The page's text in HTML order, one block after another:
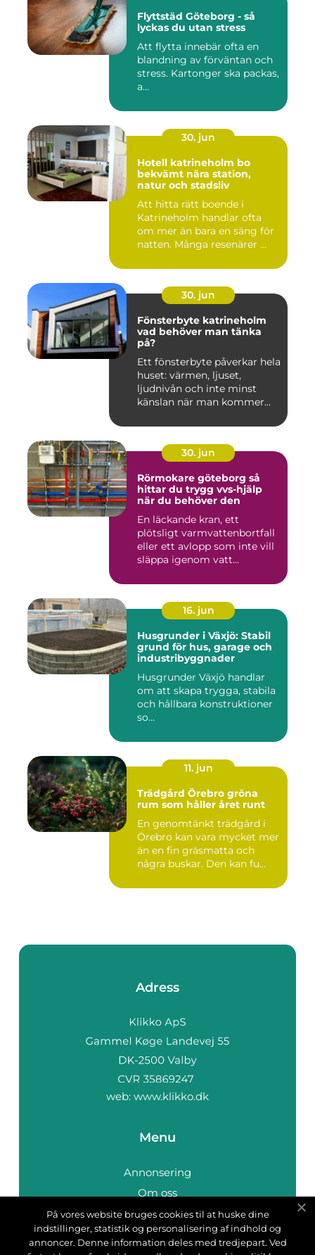
Flyttstäd Göteborg - så
lyckas du utan stress
Att flytta innebär ofta en
blandning av förväntan och
stress. Kartonger ska packas,
a...
30. jun
Hotell katrineholm bo
bekvämt nära station,
natur och stadsliv
Att hitta rätt boende i
Katrineholm handlar ofta
om mer än bara en säng för
natten. Många resenärer ...
30. jun
Fönsterbyte katrineholm
vad behöver man tänka
på?
Ett fönsterbyte påverkar hela
huset: värmen, ljuset,
ljudnivån och inte minst
känslan när man kommer...
30. jun
Rörmokare göteborg så
hittar du trygg vvs-hjälp
när du behöver den
En läckande kran, ett
plötsligt varmvattenbortfall
eller ett avlopp som inte vill
släppa igenom vatt...
16. jun
Husgrunder i Växjö: Stabil
grund för hus, garage och
industribyggnader
Husgrunder Växjö handlar
om att skapa trygga, stabila
och hållbara konstruktioner
so...
11. jun
Trädgård Örebro gröna
rum som håller året runt
En genomtänkt trädgård i
Örebro kan vara mycket mer
än en fin gräsmatta och
några buskar. Den kan fu...
Adress
web: www.klikko.dk
Menu
Annonsering
Om oss
Cookies
Kontakta oss
På vores website bruges cookies til at huske dine
indstillinger, statistik og personalisering af indhold og
annoncer. Denne information deles med tredjepart. Ved